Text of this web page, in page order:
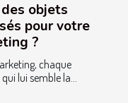
objets
pour votre
?
chaque
lui semble la...